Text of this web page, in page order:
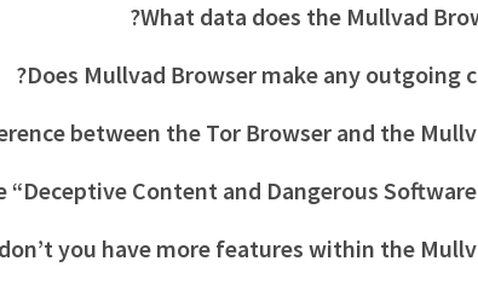
What data does the Mullvad
Does Mullvad Browser make any outgoing
between the Tor Browser and the
“Deceptive Content and Dangerous Software
you have more features within the